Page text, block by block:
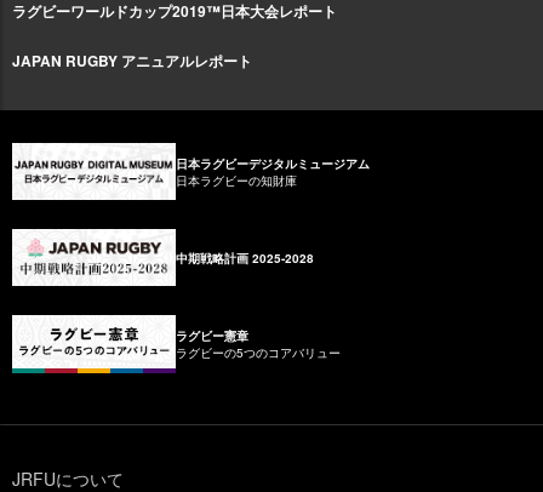
ラグビーワールドカップ2019™日本大会レポート
JAPAN RUGBY アニュアルレポート
日本ラグビーデジタルミュージアム
日本ラグビーの知財庫
中期戦略計画 2025-2028
ラグビー憲章
ラグビーの5つのコアバリュー
JRFUについて